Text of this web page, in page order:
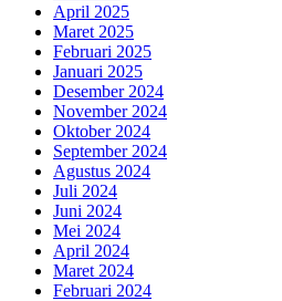
April 2025
Maret 2025
Februari 2025
Januari 2025
Desember 2024
November 2024
Oktober 2024
September 2024
Agustus 2024
Juli 2024
Juni 2024
Mei 2024
April 2024
Maret 2024
Februari 2024